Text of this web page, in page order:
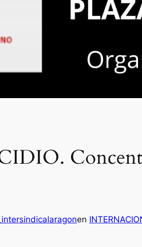
en